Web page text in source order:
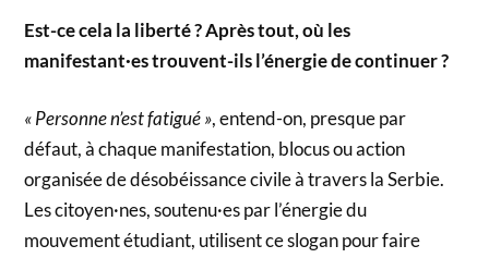
Est-ce cela la liberté ? Après tout, où les
manifestant·es trouvent-ils l’énergie de continuer ?
« Personne n’est fatigué », entend-on, presque par
défaut, à chaque manifestation, blocus ou action
organisée de désobéissance civile à travers la Serbie.
Les citoyen·nes, soutenu·es par l’énergie du
mouvement étudiant, utilisent ce slogan pour faire